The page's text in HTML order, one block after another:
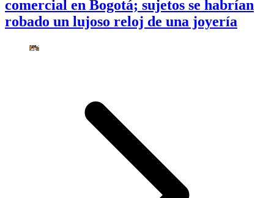
comercial en Bogotá; sujetos se habrían
robado un lujoso reloj de una joyería